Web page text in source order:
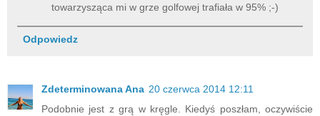
towarzysząca mi w grze golfowej trafiała w 95% ;-)
Odpowiedz
Zdeterminowana Ana 20 czerwca 2014 12:11
Podobnie jest z grą w kręgle. Kiedyś poszłam, oczywiście